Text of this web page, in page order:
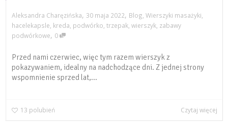
Aleksandra Charęzińska, 30 maja 2022, Blog Wierszyki masażyki
hacelekapsle kreda podwórko trzepak wierszyk zabawy
podwórkowe, 0
Przed nami czerwiec, więc tym razem wierszyk z
pokazywaniem, idealny na nadchodzące dni. Z jednej strony
wspomnienie sprzed lat,...
13 polubień Czytaj więcej